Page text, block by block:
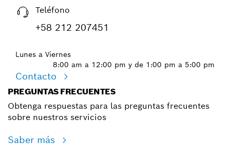
Teléfono
+58 212 207451
Lunes a Viernes
8:00 am a 12:00 pm y de 1:00 pm a 5:00 pm
Contacto
PREGUNTAS FRECUENTES
Obtenga respuestas para las preguntas frecuentes
sobre nuestros servicios
Saber más